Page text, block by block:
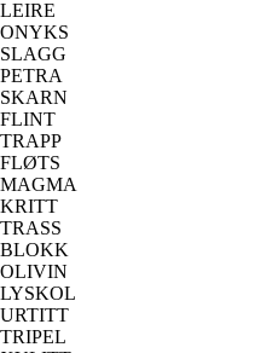
LEIRE
ONYKS
SLAGG
PETRA
SKARN
FLINT
TRAPP
FLØTS
MAGMA
KRITT
TRASS
BLOKK
OLIVIN
LYSKOL
URTITT
TRIPEL